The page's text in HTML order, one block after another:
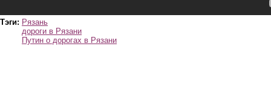
Тэги: Рязань
дороги в Рязани
Путин о дорогах в Рязани